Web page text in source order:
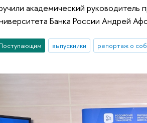
академический
Банка России Андрей
выпускники репортаж о